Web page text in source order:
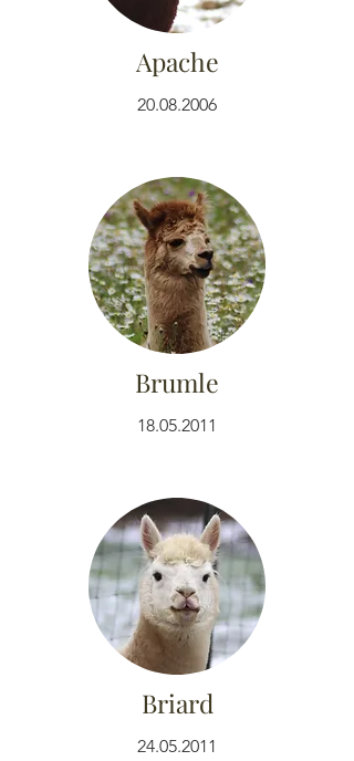
Apache
20.08.2006
Brumle
18.05.2011
Briard
24.05.2011